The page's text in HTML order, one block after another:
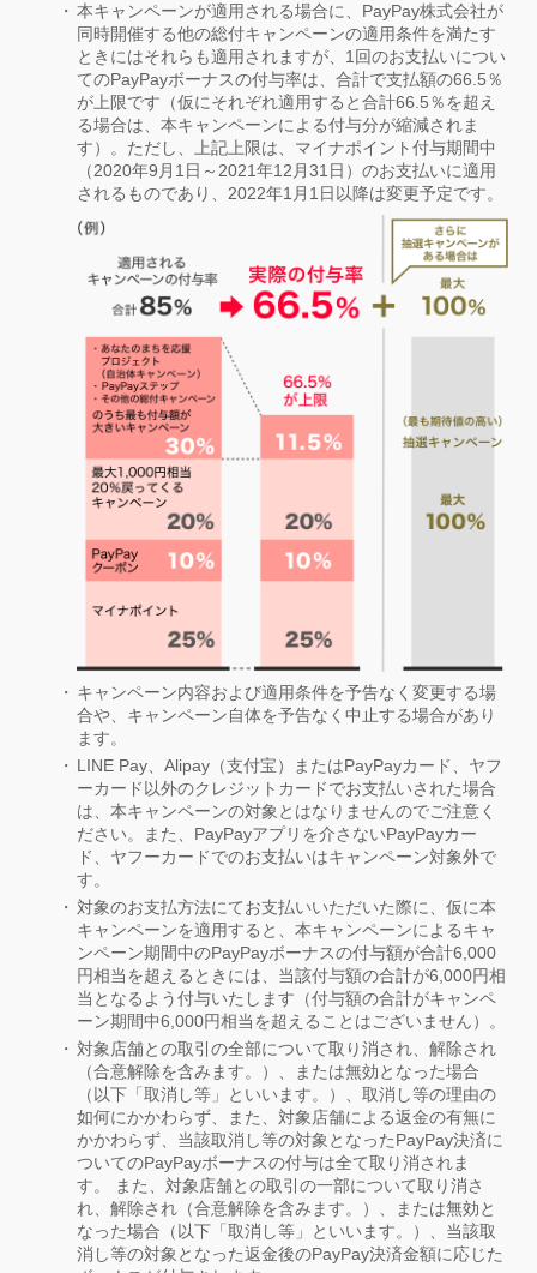
本キャンペーンが適用される場合に、PayPay株式会社が
同時開催する他の総付キャンペーンの適用条件を満たす
ときにはそれらも適用されますが、1回のお支払いについ
てのPayPayボーナスの付与率は、合計で支払額の66.5％
が上限です（仮にそれぞれ適用すると合計66.5％を超え
る場合は、本キャンペーンによる付与分が縮減されま
す）。ただし、上記上限は、マイナポイント付与期間中
（2020年9月1日～2021年12月31日）のお支払いに適用
されるものであり、2022年1月1日以降は変更予定です。
キャンペーン内容および適用条件を予告なく変更する場
合や、キャンペーン自体を予告なく中止する場合があり
ます。
LINE Pay、Alipay（支付宝）またはPayPayカード、ヤフ
ーカード以外のクレジットカードでお支払いされた場合
は、本キャンペーンの対象とはなりませんのでご注意く
ださい。また、PayPayアプリを介さないPayPayカー
ド、ヤフーカードでのお支払いはキャンペーン対象外で
す。
対象のお支払方法にてお支払いいただいた際に、仮に本
キャンペーンを適用すると、本キャンペーンによるキャ
ンペーン期間中のPayPayボーナスの付与額が合計6,000
円相当を超えるときには、当該付与額の合計が6,000円相
当となるよう付与いたします（付与額の合計がキャンペ
ーン期間中6,000円相当を超えることはございません）。
対象店舗との取引の全部について取り消され、解除され
（合意解除を含みます。）、または無効となった場合
（以下「取消し等」といいます。）、取消し等の理由の
如何にかかわらず、また、対象店舗による返金の有無に
かかわらず、当該取消し等の対象となったPayPay決済に
ついてのPayPayボーナスの付与は全て取り消されま
す。 また、対象店舗との取引の一部について取り消さ
れ、解除され（合意解除を含みます。）、または無効と
なった場合（以下「取消し等」といいます。）、当該取
消し等の対象となった返金後のPayPay決済金額に応じた